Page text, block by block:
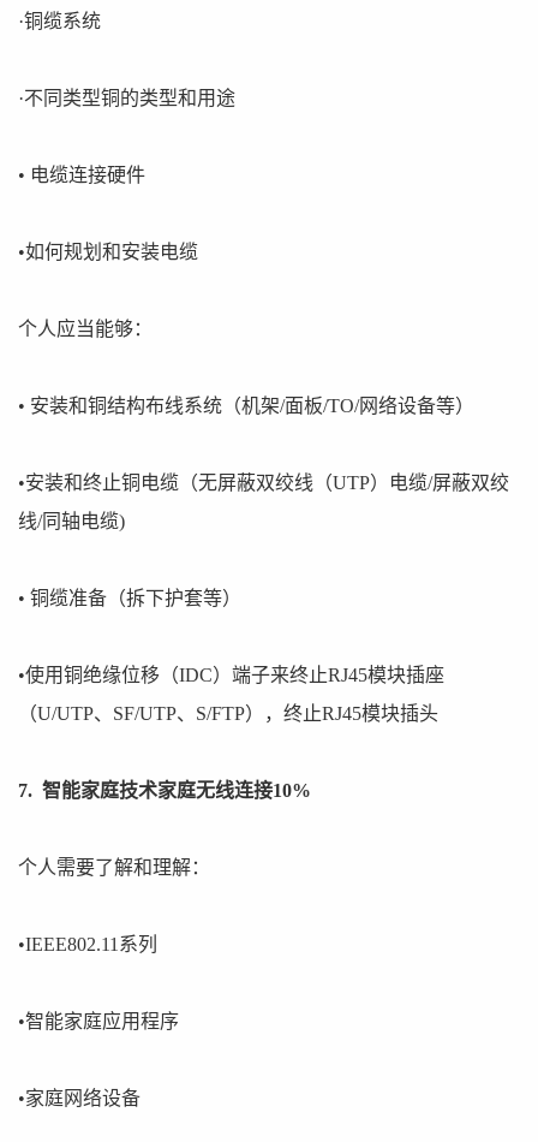
·铜缆系统
·不同类型铜的类型和用途
• 电缆连接硬件
•如何规划和安装电缆
个人应当能够：
• 安装和铜结构布线系统（机架/面板/TO/网络设备等）
•安装和终止铜电缆（无屏蔽双绞线（UTP）电缆/屏蔽双绞
线/同轴电缆)
• 铜缆准备（拆下护套等）
•使用铜绝缘位移（IDC）端子来终止RJ45模块插座
（U/UTP、SF/UTP、S/FTP），终止RJ45模块插头
7. 智能家庭技术家庭无线连接10%
个人需要了解和理解：
•IEEE802.11系列
•智能家庭应用程序
•家庭网络设备